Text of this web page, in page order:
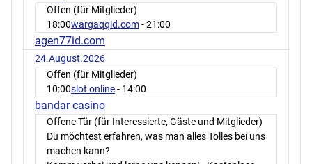
Offen (für Mitglieder)
18:00wargaqqid.com- 21:00
agen77id.com
24.August.2026
Offen (für Mitglieder)
10:00slot online- 14:00
bandar casino
Offene Tür (für Interessierte, Gäste und Mitglieder)
Du möchtest erfahren, was man alles Tolles bei uns
machen kann?